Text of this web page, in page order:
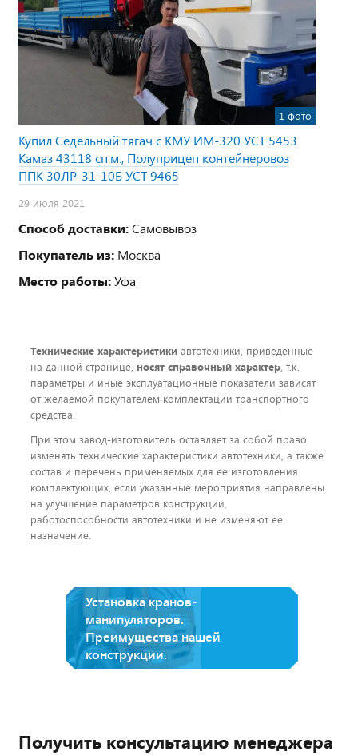
1 фото
Купил Седельный тягач с КМУ ИМ-320 УСТ 5453
Камаз 43118 сп.м., Полуприцеп контейнеровоз
ППК 30ЛР-31-10Б УСТ 9465
29 июля 2021
Способ доставки:Самовывоз
Покупатель из: Москва
Место работы:Уфа
Технические характеристики автотехники, приведенные
на данной странице, носят справочный характер, т.к.
параметры и иные эксплуатационные показатели зависят
от желаемой покупателем комплектации транспортного
средства.
При этом завод-изготовитель оставляет за собой право
изменять технические характеристики автотехники, а также
состав и перечень применяемых для ее изготовления
комплектующих, если указанные мероприятия направлены
на улучшение параметров конструкции,
работоспособности автотехники и не изменяют ее
назначение.
Установка кранов-
манипуляторов.
Преимущества нашей
конструкции.
Получить консультацию менеджера